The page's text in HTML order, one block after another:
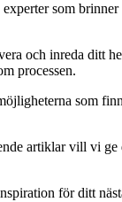
som brinner
och inreda ditt
processen.
som
artiklar vill vi
för ditt